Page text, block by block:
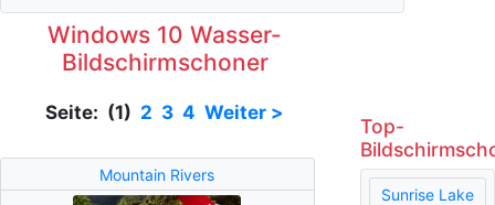
Windows 10 Wasser-
Bildschirmschoner
Seite: (1) 2 3 4 Weiter >
Mountain Rivers
Top-
Sunrise Lake